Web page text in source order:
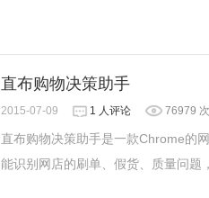
直布购物决策助手
2015-07-09 1 人评论 76979
直布购物决策助手是一款Chrome的
能识别网店的刷单、假货、质量问题